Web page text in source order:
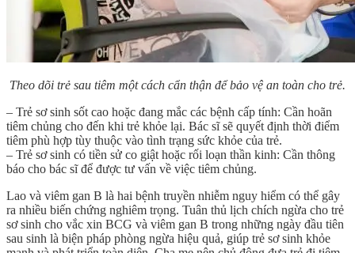
Theo dõi trẻ sau tiêm một cách cẩn thận để bảo vệ an toàn cho trẻ.
– Trẻ sơ sinh sốt cao hoặc đang mắc các bệnh cấp tính: Cần hoãn
tiêm chủng cho đến khi trẻ khỏe lại. Bác sĩ sẽ quyết định thời điểm
tiêm phù hợp tùy thuộc vào tình trạng sức khỏe của trẻ.
– Trẻ sơ sinh có tiền sử co giật hoặc rối loạn thần kinh: Cần thông
báo cho bác sĩ để được tư vấn về việc tiêm chủng.
Lao và viêm gan B là hai bệnh truyền nhiễm nguy hiểm có thể gây
ra nhiều biến chứng nghiêm trọng. Tuân thủ lịch chích ngừa cho trẻ
sơ sinh cho vắc xin BCG và viêm gan B trong những ngày đầu tiên
sau sinh là biện pháp phòng ngừa hiệu quả, giúp trẻ sơ sinh khỏe